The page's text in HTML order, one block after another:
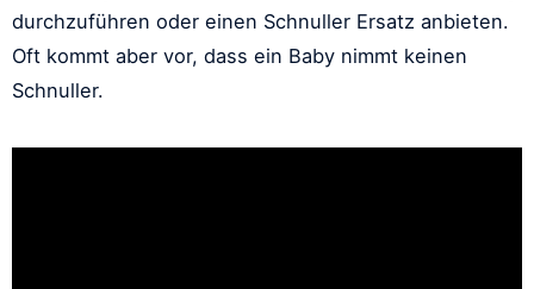
durchzuführen oder einen Schnuller Ersatz anbieten.
Oft kommt aber vor, dass ein Baby nimmt keinen
Schnuller.